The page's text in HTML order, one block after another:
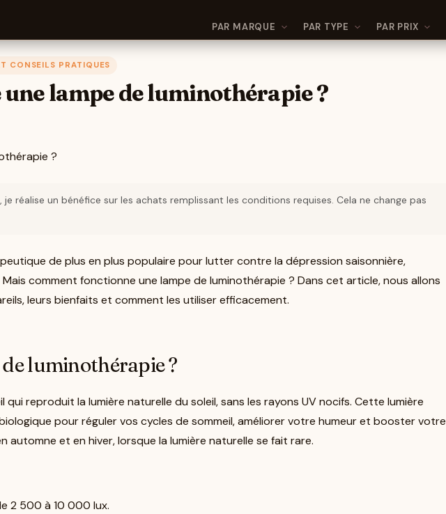
PAR MARQUE PAR TYPE PAR PRIX
CONSEILS PRATIQUES
lampe de luminothérapie ?
réalise un bénéfice sur les achats remplissant les conditions requises. Cela ne change pas
de plus en plus populaire pour lutter contre la dépression saisonnière,
Mais comment fonctionne une lampe de luminothérapie ? Dans cet article, nous allons
leurs bienfaits et comment les utiliser efficacement.
de luminothérapie ?
reproduit la lumière naturelle du soleil, sans les rayons UV nocifs. Cette lumière
pour réguler vos cycles de sommeil, améliorer votre humeur et booster votre
automne et en hiver, lorsque la lumière naturelle se fait rare.
2 500 à 10 000 lux.